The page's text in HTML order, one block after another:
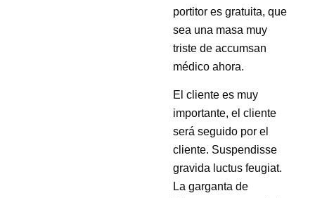
portitor es gratuita, que
sea una masa muy
triste de accumsan
médico ahora.
El cliente es muy
importante, el cliente
será seguido por el
cliente. Suspendisse
gravida luctus feugiat.
La garganta de